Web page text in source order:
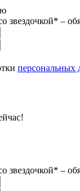
звездочкой* –
персональных
звездочкой* –